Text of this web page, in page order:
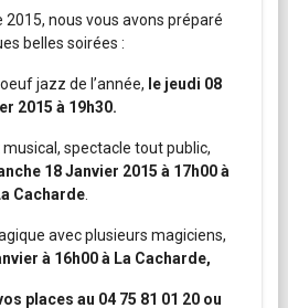
2015, nous vous avons préparé
belles soirées :
jazz de l’année, le jeudi 08
2015 à 19h30.
spectacle tout public,
18 Janvier 2015 à 17h00 à
Cacharde
avec plusieurs magiciens,
à 16h00 à La Cacharde,
places au 04 75 81 01 20 ou